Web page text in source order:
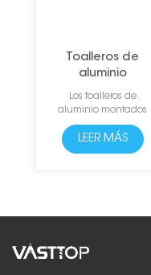
Toalleros de
aluminio
montados en la
pared
contemporáneos
Los toalleros de
aluminio montados
en la pared
contemporáneos son
elegantes y modernos
con aluminio de alta
son duraderos,
inoxidables y livianos.
LEER MÁS